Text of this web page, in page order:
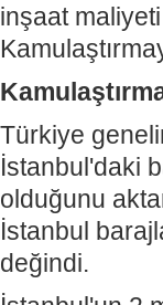
inşaat
Türkiye
İstanbul'daki
olduğunu
İstanbul
değindi.